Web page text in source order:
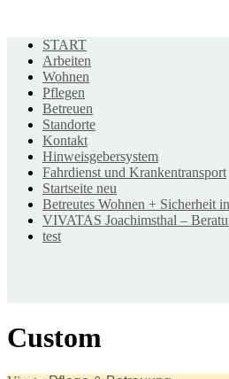
VIVATAS
Lichterfelder Str. 1-4,
(03334)
VIVATAS
START
Arbeiten
Wohnen
Pflegen
Betreuen
Standorte
Kontakt
Hinweisgebersystem
Fahrdienst und Krankentransport
Startseite neu
Betreutes Wohnen + Sicherheit
VIVATAS Joachimsthal –
test
Custom